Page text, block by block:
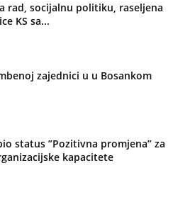
rad, socijalnu politiku, raseljena
KS sa...
zajednici u u Bosankom
status ”Pozitivna promjena” za
kapacitete